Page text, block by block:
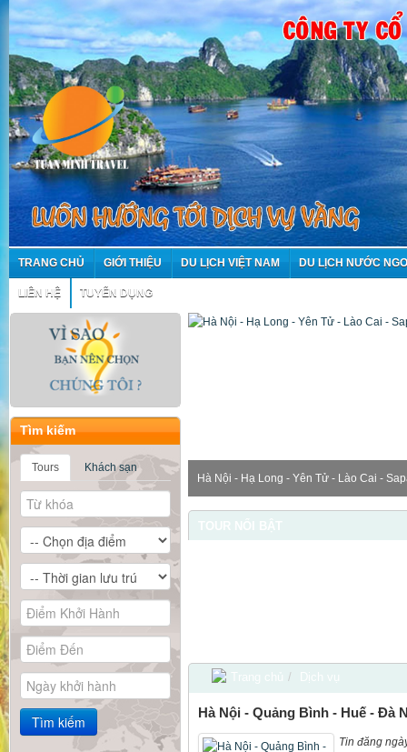
TRANG CHỦ GIỚI THIỆU DU LỊCH VIỆT NAM DU LỊCH NƯỚC
LIÊN HỆ TUYỂN DỤNG
Tìm kiếm
Tours Khách sạn
Hà Nội - Hạ Long - Yên Tử - Lào Cai -
TOUR NỔI BẬT
Trang chủ / Dịch vụ
Hà Nội - Quảng Bình - Huế - Đà
Tin đăng